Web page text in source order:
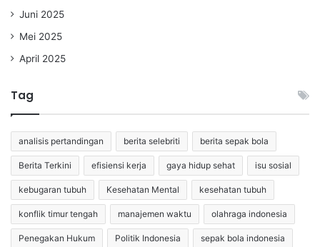
Juni 2025
Mei 2025
April 2025
Tag
analisis pertandingan berita selebriti berita sepak bola
Berita Terkini efisiensi kerja gaya hidup sehat isu sosial
kebugaran tubuh Kesehatan Mental kesehatan tubuh
konflik timur tengah manajemen waktu olahraga indonesia
Penegakan Hukum Politik Indonesia sepak bola indonesia